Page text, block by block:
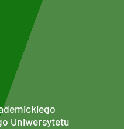
Uniwersytetu